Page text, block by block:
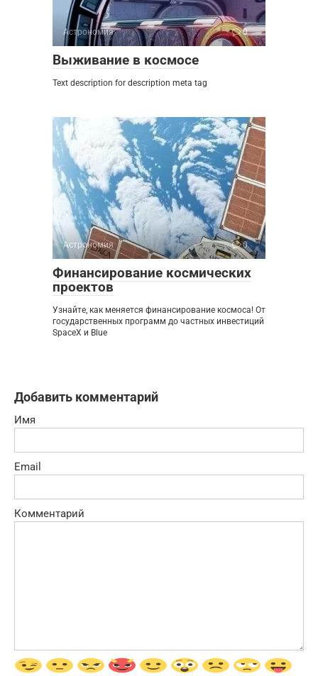
Астрономия 0
Выживание в космосе
Text description for description meta tag
Астрономия 0
Финансирование космических
проектов
Узнайте, как меняется финансирование космоса! От
государственных программ до частных инвестиций
SpaceX и Blue
Добавить комментарий
Имя
Email
Комментарий